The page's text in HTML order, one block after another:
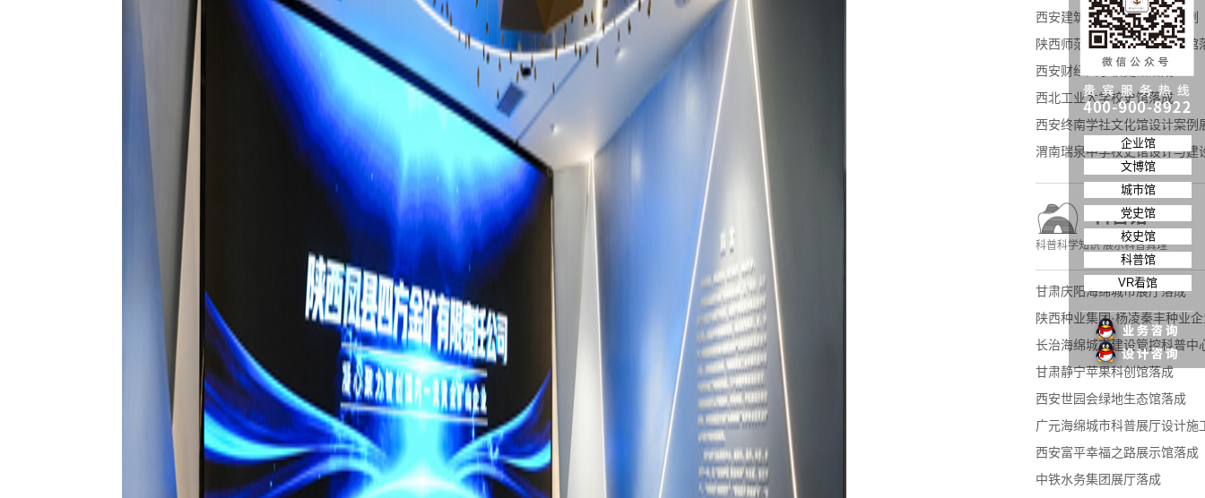
西安建筑科技大学校史馆案例
陕西师范大学附属中学校史馆
西安财经大学校史馆落成
西北工业大学校史馆落成
西安终南学社文化馆设计案例
渭南瑞泉中学校史馆设计与建
科普馆
科普科学知识 展示科普真理
甘肃庆阳海绵城市展厅落成
陕西种业集团·杨凌秦丰种业
长治海绵城市建设管控科普中
甘肃静宁苹果科创馆落成
西安世园会绿地生态馆落成
广元海绵城市科普展厅设计施
西安富平幸福之路展示馆落成
中铁水务集团展厅落成
企业馆
文博馆
城市馆
党史馆
校史馆
科普馆
VR看馆